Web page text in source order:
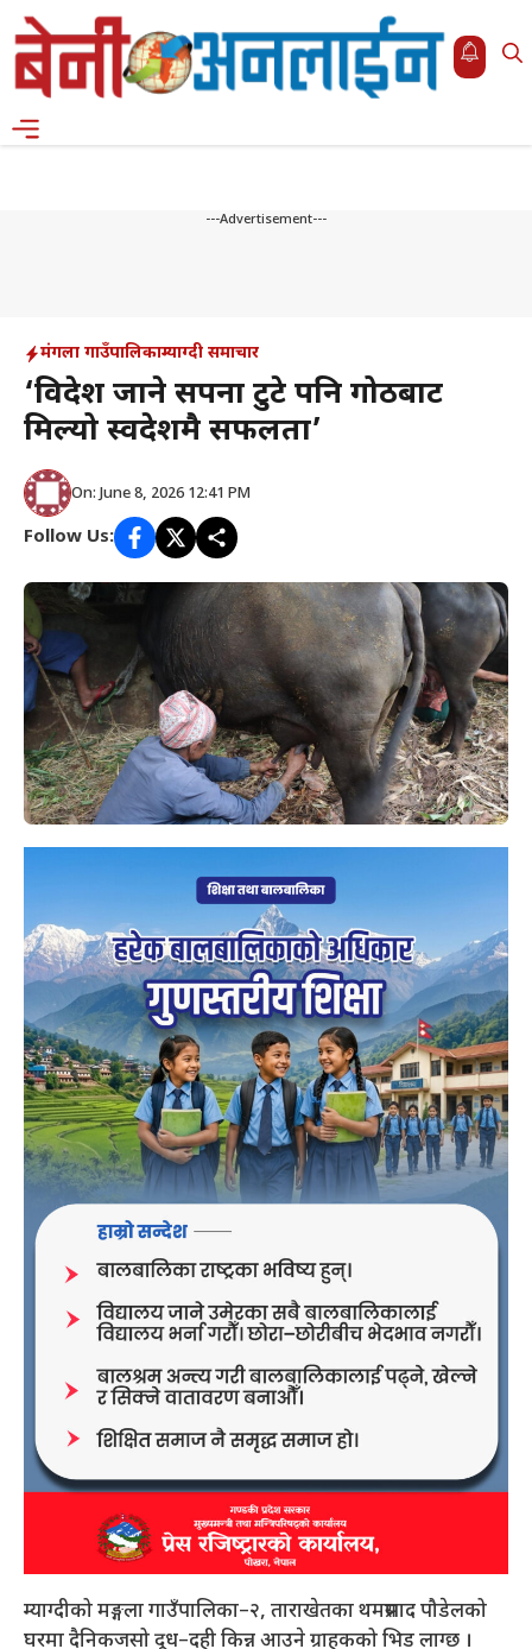
Skip
to
content
---Advertisement---
मंगला गाउँपालिकाम्याग्दी समाचार
‘विदेश जाने सपना टुटे पनि गोठबाट
मिल्यो स्वदेशमै सफलता’
On: June 8, 2026 12:41 PM
Follow Us:
म्याग्दीको मङ्गला गाउँपालिका–२, ताराखेतका थमप्रसाद पौडेलको
घरमा दैनिकजसो दूध–दही किन्न आउने ग्राहकको भिड लाग्छ ।